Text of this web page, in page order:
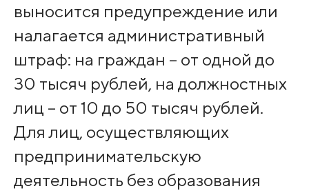
выносится предупреждение или
налагается административный
штраф: на граждан – от одной до
30 тысяч рублей, на должностных
лиц – от 10 до 50 тысяч рублей.
Для лиц, осуществляющих
предпринимательскую
деятельность без образования